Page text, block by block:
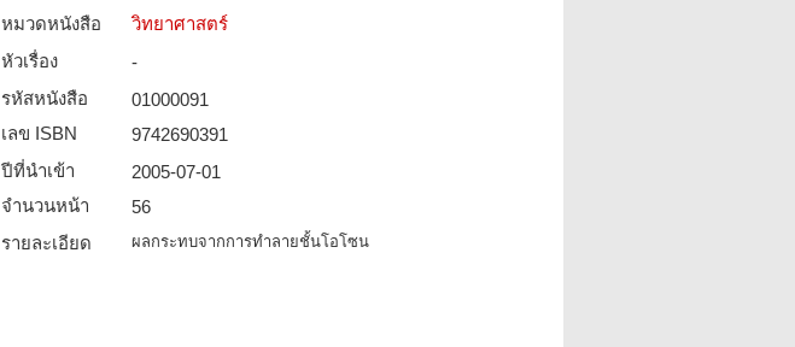
หมวดหนังสือ­
วิทยาศาสตร์
หัวเรื่อง
-
รหัสหนังสือ­
01000091
เลข ISBN
9742690391
ปีที่นำเข้า
2005-07-01
จำนวนหน้า
56
รายละเอียด
ผลกระทบจากการทำลายชั้นโอโซน